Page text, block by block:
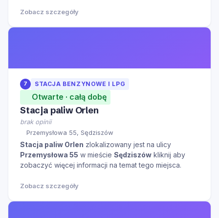
Zobacz szczegóły
7 STACJA BENZYNOWE I LPG
Otwarte · całą dobę
Stacja paliw Orlen
brak opinii
Przemysłowa 55, Sędziszów
Stacja paliw Orlen zlokalizowany jest na ulicy
Przemysłowa 55 w mieście Sędziszów kliknij aby
zobaczyć więcej informacji na temat tego miejsca.
Zobacz szczegóły